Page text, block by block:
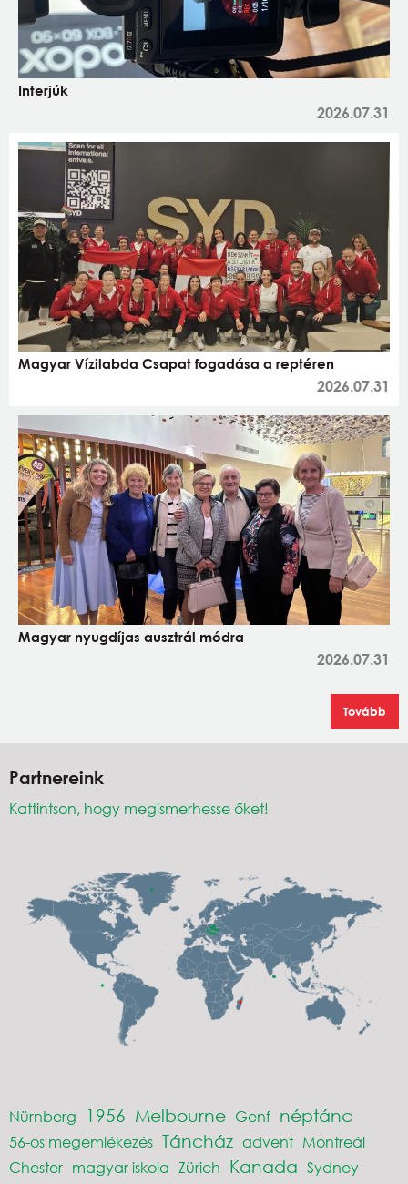
Interjúk
2026.07.31
Magyar Vízilabda Csapat fogadása a reptéren
2026.07.31
Magyar nyugdíjas ausztrál módra
2026.07.31
Tovább
Partnereink
Kattintson, hogy megismerhesse őket!
Nürnberg 1956 Melbourne Genf néptánc
56-os megemlékezés Táncház advent Montreál
Chester magyar iskola Zürich Kanada Sydney